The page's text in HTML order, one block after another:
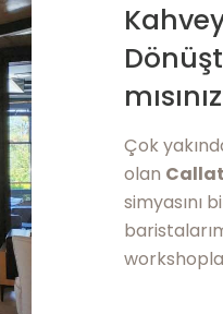
Çok
olan
simyasını